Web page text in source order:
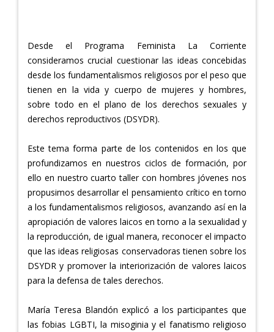
Desde el Programa Feminista La Corriente
consideramos crucial cuestionar las ideas concebidas
desde los fundamentalismos religiosos por el peso que
tienen en la vida y cuerpo de mujeres y hombres,
sobre todo en el plano de los derechos sexuales y
derechos reproductivos (DSYDR).
Este tema forma parte de los contenidos en los que
profundizamos en nuestros ciclos de formación, por
ello en nuestro cuarto taller con hombres jóvenes nos
propusimos desarrollar el pensamiento crítico en torno
a los fundamentalismos religiosos, avanzando así en la
apropiación de valores laicos en torno a la sexualidad y
la reproducción, de igual manera, reconocer el impacto
que las ideas religiosas conservadoras tienen sobre los
DSYDR y promover la interiorización de valores laicos
para la defensa de tales derechos.
María Teresa Blandón explicó a los participantes que
las fobias LGBTI, la misoginia y el fanatismo religioso